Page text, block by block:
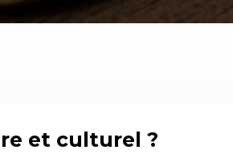
et culturel ?